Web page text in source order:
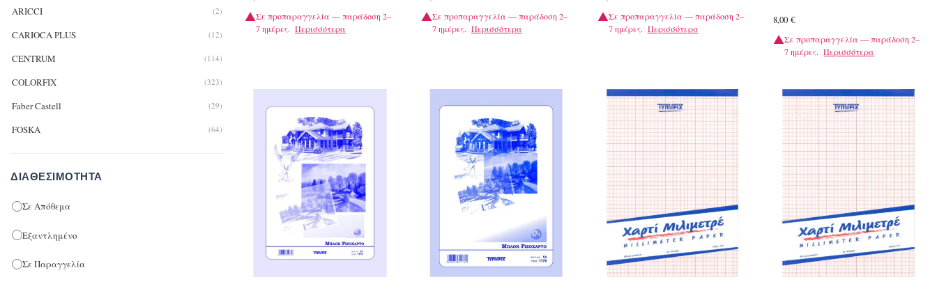
Σε προπαραγγελία — παράδοση 2–
7 ημέρες. Περισσότερα
Σε προπαραγγελία — παράδοση 2–
7 ημέρες. Περισσότερα
Σε προπαραγγελία — παράδοση 2–
7 ημέρες. Περισσότερα
8,00€
Σε προπαραγγελία — παράδοση 2–
7 ημέρες. Περισσότερα
Πινακίδες Σχεδίου (9)
Πινακίδες Hardboard (5)
ARICCI (2)
CARIOCA PLUS (12)
CENTRUM (114)
COLORFIX (323)
Faber Castell (29)
FOSKA (64)
KOH-I-NOOR
KUM
ROTRING
ΔΙΑΘΕΣΙΜΌΤΗΤΑ
Σε Απόθεμα
Εξαντλημένο
Σε Παραγγελία